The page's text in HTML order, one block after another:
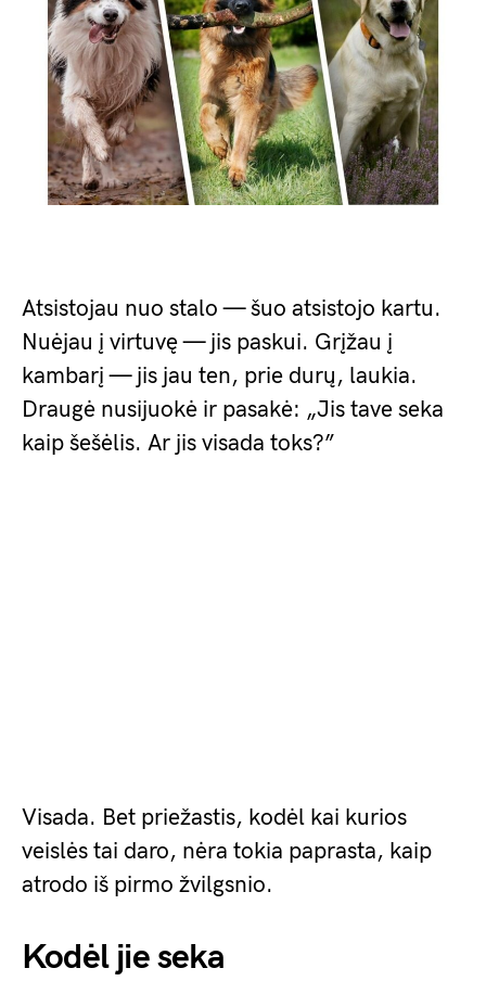
Atsistojau nuo stalo — šuo atsistojo kartu.
Nuėjau į virtuvę — jis paskui. Grįžau į
kambarį — jis jau ten, prie durų, laukia.
Draugė nusijuokė ir pasakė: „Jis tave seka
kaip šešėlis. Ar jis visada toks?”
Visada. Bet priežastis, kodėl kai kurios
veislės tai daro, nėra tokia paprasta, kaip
atrodo iš pirmo žvilgsnio.
Kodėl jie seka